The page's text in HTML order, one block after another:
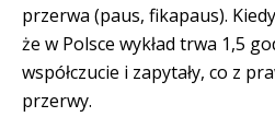
przerwa (paus, fikapaus).
że w Polsce wykład trwa 1,5
współczucie i zapytały, co z
przerwy.